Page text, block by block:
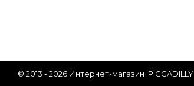
© 2013 - 2026 Интернет-магазин IPICCADILLY